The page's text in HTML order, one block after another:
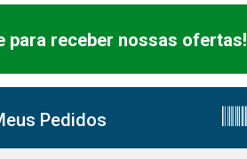
para receber nossas ofertas!
Pedidos